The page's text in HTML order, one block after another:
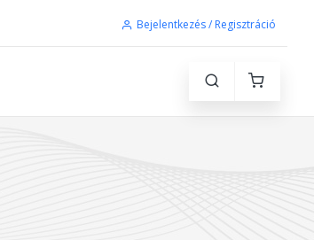
Bejelentkezés / Regisztráció